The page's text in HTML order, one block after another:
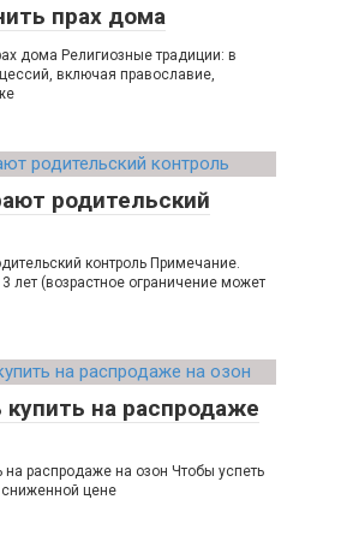
прах дома
дома Религиозные традиции: в
включая православие,
родительский
контроль Примечание.
лет (возрастное ограничение может
купить на распродаже
на распродаже на озон Чтобы успеть
сниженной цене